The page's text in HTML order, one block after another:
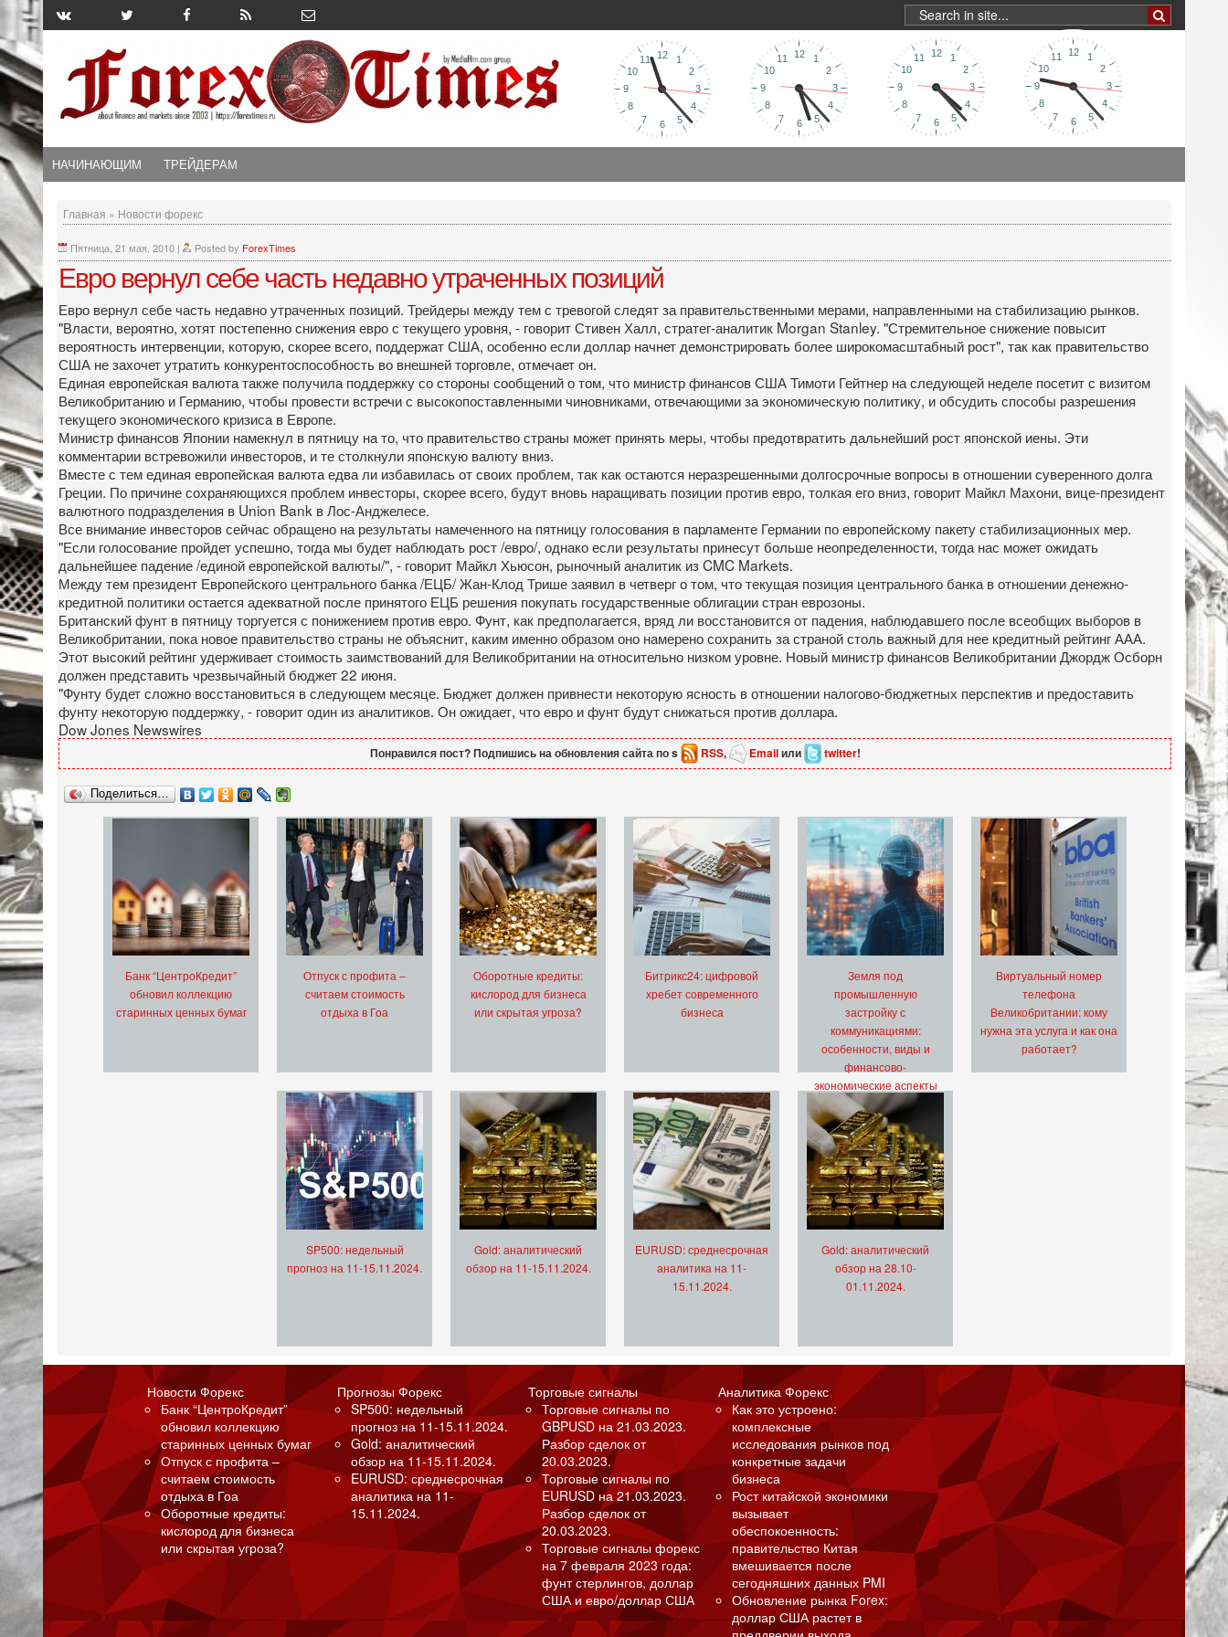
НАЧИНАЮЩИМ ТРЕЙДЕРАМ
Главная » Новости форекс
Пятница, 21 мая, 2010 | Posted by ForexTimes
Евро вернул себе часть недавно утраченных позиций
Евро вернул себе часть недавно утраченных позиций. Трейдеры между тем с тревогой следят за правительственными мерами, направленными на стабилизацию рынков.
"Власти, вероятно, хотят постепенно снижения евро с текущего уровня, - говорит Стивен Халл, стратег-аналитик Morgan Stanley. "Стремительное снижение повысит
вероятность интервенции, которую, скорее всего, поддержат США, особенно если доллар начнет демонстрировать более широкомасштабный рост", так как правительство
США не захочет утратить конкурентоспособность во внешней торговле, отмечает он.
Единая европейская валюта также получила поддержку со стороны сообщений о том, что министр финансов США Тимоти Гейтнер на следующей неделе посетит с визитом
Великобританию и Германию, чтобы провести встречи с высокопоставленными чиновниками, отвечающими за экономическую политику, и обсудить способы разрешения
текущего экономического кризиса в Европе.
Министр финансов Японии намекнул в пятницу на то, что правительство страны может принять меры, чтобы предотвратить дальнейший рост японской иены. Эти
комментарии встревожили инвесторов, и те столкнули японскую валюту вниз.
Вместе с тем единая европейская валюта едва ли избавилась от своих проблем, так как остаются неразрешенными долгосрочные вопросы в отношении суверенного долга
Греции. По причине сохраняющихся проблем инвесторы, скорее всего, будут вновь наращивать позиции против евро, толкая его вниз, говорит Майкл Махони, вице-президент
валютного подразделения в Union Bank в Лос-Анджелесе.
Все внимание инвесторов сейчас обращено на результаты намеченного на пятницу голосования в парламенте Германии по европейскому пакету стабилизационных мер.
"Если голосование пройдет успешно, тогда мы будет наблюдать рост /евро/, однако если результаты принесут больше неопределенности, тогда нас может ожидать
дальнейшее падение /единой европейской валюты/", - говорит Майкл Хьюсон, рыночный аналитик из CMC Markets.
Между тем президент Европейского центрального банка /ЕЦБ/ Жан-Клод Трише заявил в четверг о том, что текущая позиция центрального банка в отношении денежно-
кредитной политики остается адекватной после принятого ЕЦБ решения покупать государственные облигации стран еврозоны.
Британский фунт в пятницу торгуется с понижением против евро. Фунт, как предполагается, вряд ли восстановится от падения, наблюдавшего после всеобщих выборов в
Великобритании, пока новое правительство страны не объяснит, каким именно образом оно намерено сохранить за страной столь важный для нее кредитный рейтинг ААА.
Этот высокий рейтинг удерживает стоимость заимствований для Великобритании на относительно низком уровне. Новый министр финансов Великобритании Джордж Осборн
должен представить чрезвычайный бюджет 22 июня.
"Фунту будет сложно восстановиться в следующем месяце. Бюджет должен привнести некоторую ясность в отношении налогово-бюджетных перспектив и предоставить
фунту некоторую поддержку, - говорит один из аналитиков. Он ожидает, что евро и фунт будут снижаться против доллара.
Dow Jones Newswires
Понравился пост? Подпишись на обновления сайта по s RSS, Emailили twitter!
Поделиться…
Банк “ЦентроКредит”
обновил коллекцию
старинных ценных бумаг
Отпуск с профита –
считаем стоимость
отдыха в Гоа
Оборотные кредиты:
кислород для бизнеса
или скрытая угроза?
Битрикс24: цифровой
хребет современного
бизнеса
Земля под
промышленную
застройку с
коммуникациями:
особенности, виды и
финансово-
экономические аспекты
Виртуальный номер
телефона
Великобритании: кому
нужна эта услуга и как она
работает?
SP500: недельный
прогноз на 11-15.11.2024.
Gold: аналитический
обзор на 11-15.11.2024.
EURUSD: среднесрочная
аналитика на 11-
15.11.2024.
Gold: аналитический
обзор на 28.10-
01.11.2024.
Новости Форекс
Банк “ЦентроКредит”
обновил коллекцию
старинных ценных бумаг
Отпуск с профита –
считаем стоимость
отдыха в Гоа
Оборотные кредиты:
кислород для бизнеса
или скрытая угроза?
Прогнозы Форекс
SP500: недельный
прогноз на 11-15.11.2024.
Gold: аналитический
обзор на 11-15.11.2024.
EURUSD: среднесрочная
аналитика на 11-
15.11.2024.
Торговые сигналы
Торговые сигналы по
GBPUSD на 21.03.2023.
Разбор сделок от
20.03.2023.
Торговые сигналы по
EURUSD на 21.03.2023.
Разбор сделок от
20.03.2023.
Торговые сигналы форекс
на 7 февраля 2023 года:
фунт стерлингов, доллар
США и евро/доллар США
Аналитика Форекс
Как это устроено:
комплексные
исследования рынков под
конкретные задачи
бизнеса
Рост китайской экономики
вызывает
обеспокоенность:
правительство Китая
вмешивается после
сегодняшних данных PMI
Обновление рынка Forex:
доллар США растет в